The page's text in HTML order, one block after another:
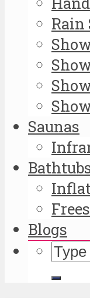
Rain
Saunas
Blogs